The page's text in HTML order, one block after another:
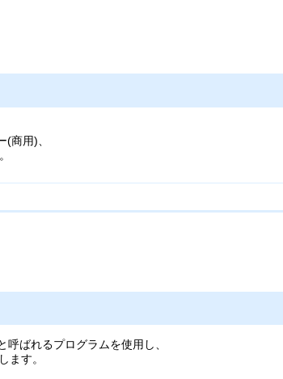
商用)、
ばれるプログラムを使用し、
ます。